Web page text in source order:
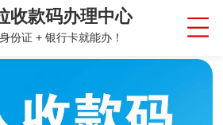
收款码办理中心
份证 + 银行卡就能办！